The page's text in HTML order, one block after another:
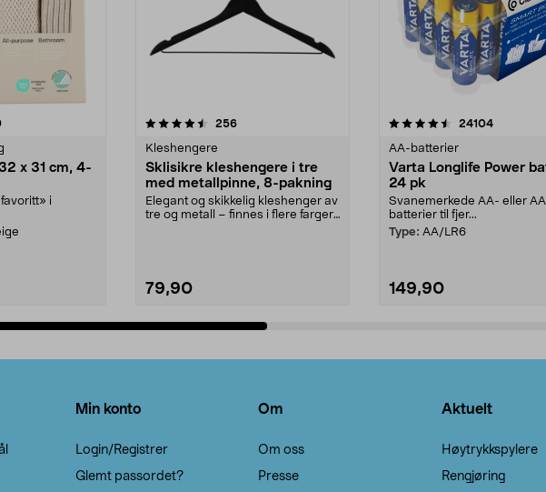
anmeldelser
x 31 cm, 4-
i
256anmeldelser
Kleshengere
Sklisikre kleshengere i tre
med metallpinne, 8-pakning
Elegant og skikkelig kleshenger av
tre og metall – finnes i flere farger.
79,90
4.5av 5 stjerner 24104
AA-batterier
Varta Longlife Power
24 pk
Svanemerkede AA- eller
batterier til fjer...
Type: AA/LR6
149,90
4.5av 5 stjerner
Min konto
Login/Registrer
Glemt passordet?
Om
Om oss
Presse
Aktuelt
Høytrykkspylere
Rengjøring